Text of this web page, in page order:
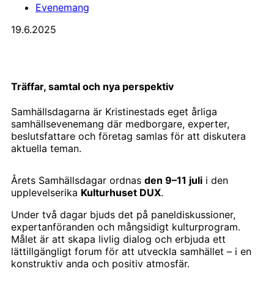
Evenemang
19.6.2025
Träffar, samtal och nya perspektiv
Samhällsdagarna är Kristinestads eget årliga
samhällsevenemang där medborgare, experter,
beslutsfattare och företag samlas för att diskutera
aktuella teman.
Årets Samhällsdagar ordnas den 9–11 juli i den
upplevelserika Kulturhuset DUX.
Under två dagar bjuds det på paneldiskussioner,
expertanföranden och mångsidigt kulturprogram.
Målet är att skapa livlig dialog och erbjuda ett
lättillgängligt forum för att utveckla samhället – i en
konstruktiv anda och positiv atmosfär.